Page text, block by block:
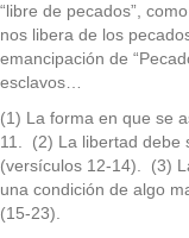
“libre de pecados”,
nos libera de los
emancipación de
esclavos…
(1) La forma en que se
11. (2) La libertad debe
(versículos 12-14). (3)
una condición de algo
(15-23).